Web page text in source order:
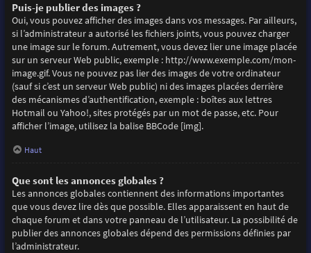
Puis-je publier des images ?
Oui, vous pouvez afficher des images dans vos messages. Par ailleurs,
si l’administrateur a autorisé les fichiers joints, vous pouvez charger
une image sur le forum. Autrement, vous devez lier une image placée
sur un serveur Web public, exemple : http://www.exemple.com/mon-
image.gif. Vous ne pouvez pas lier des images de votre ordinateur
(sauf si c’est un serveur Web public) ni des images placées derrière
des mécanismes d’authentification, exemple : boîtes aux lettres
Hotmail ou Yahoo!, sites protégés par un mot de passe, etc. Pour
afficher l’image, utilisez la balise BBCode [img].
Haut
Que sont les annonces globales ?
Les annonces globales contiennent des informations importantes
que vous devez lire dès que possible. Elles apparaissent en haut de
chaque forum et dans votre panneau de l’utilisateur. La possibilité de
publier des annonces globales dépend des permissions définies par
l’administrateur.